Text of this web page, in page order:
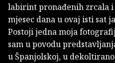
labirint pronađenih zrcala
mjesec dana u ovaj isti sat
Postoji jedna moja
sam u povodu
u Španjolskoj, u